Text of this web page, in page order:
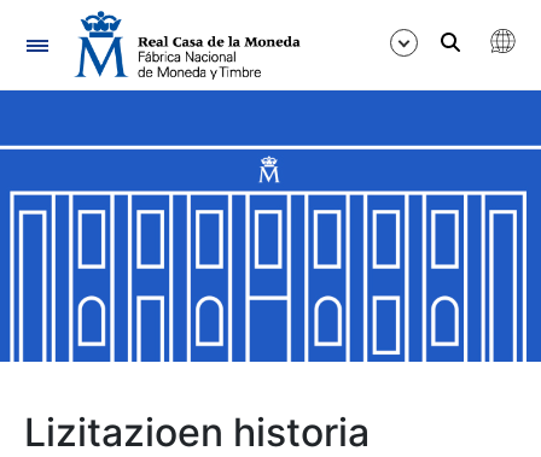
Nabigazioa
Erakutsi/Ezkutatu
Erakutsi/Ezkutatu
Erakutsi/Ezkutatu
Lizitazioen historia